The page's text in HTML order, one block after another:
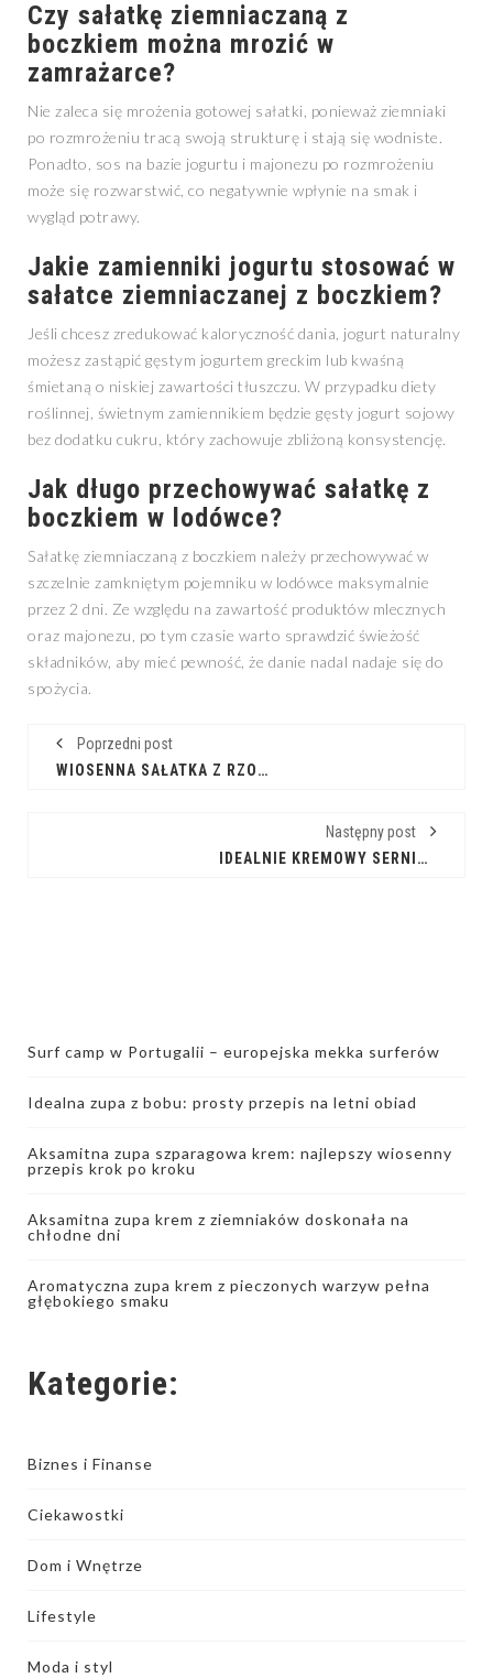
Czy sałatkę ziemniaczaną z
boczkiem można mrozić w
zamrażarce?
Nie zaleca się mrożenia gotowej sałatki, ponieważ ziemniaki
po rozmrożeniu tracą swoją strukturę i stają się wodniste.
Ponadto, sos na bazie jogurtu i majonezu po rozmrożeniu
może się rozwarstwić, co negatywnie wpłynie na smak i
wygląd potrawy.
Jakie zamienniki jogurtu stosować w
sałatce ziemniaczanej z boczkiem?
Jeśli chcesz zredukować kaloryczność dania, jogurt naturalny
możesz zastąpić gęstym jogurtem greckim lub kwaśną
śmietaną o niskiej zawartości tłuszczu. W przypadku diety
roślinnej, świetnym zamiennikiem będzie gęsty jogurt sojowy
bez dodatku cukru, który zachowuje zbliżoną konsystencję.
Jak długo przechowywać sałatkę z
boczkiem w lodówce?
Sałatkę ziemniaczaną z boczkiem należy przechowywać w
szczelnie zamkniętym pojemniku w lodówce maksymalnie
przez 2 dni. Ze względu na zawartość produktów mlecznych
oraz majonezu, po tym czasie warto sprawdzić świeżość
składników, aby mieć pewność, że danie nadal nadaje się do
spożycia.
Poprzedni post
WIOSENNA SAŁATKA Z RZODKIEWKĄ: PRZEPIS NA LEKKĄ PRZEKĄSKĘ
Następny post
IDEALNIE KREMOWY SERNIK BASKIJSKI Z MASCARPONE KROK PO KROKU
Surf camp w Portugalii – europejska mekka surferów
Idealna zupa z bobu: prosty przepis na letni obiad
Aksamitna zupa szparagowa krem: najlepszy wiosenny
przepis krok po kroku
Aksamitna zupa krem z ziemniaków doskonała na
chłodne dni
Aromatyczna zupa krem z pieczonych warzyw pełna
głębokiego smaku
Kategorie:
Biznes i Finanse
Ciekawostki
Dom i Wnętrze
Lifestyle
Moda i styl